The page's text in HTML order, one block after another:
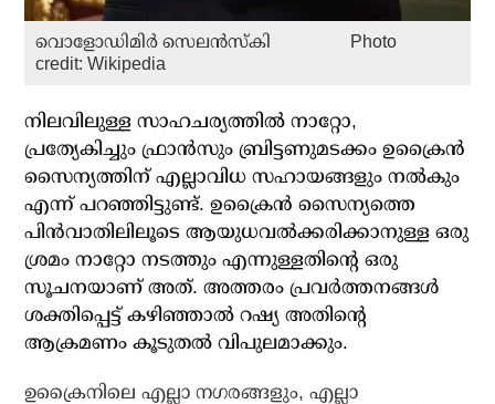
വൊളോഡിമിര്‍ സെലന്‍സ്‌കി Photo
credit: Wikipedia
നിലവിലുള്ള സാഹചര്യത്തില്‍ നാറ്റോ,
പ്രത്യേകിച്ചും ഫ്രാന്‍സും ബ്രിട്ടണുമടക്കം ഉക്രൈന്‍
സൈന്യത്തിന് എല്ലാവിധ സഹായങ്ങളും നല്‍കും
എന്ന് പറഞ്ഞിട്ടുണ്ട്. ഉക്രൈന്‍ സൈന്യത്തെ
പിന്‍വാതിലിലൂടെ ആയുധവല്‍ക്കരിക്കാനുള്ള ഒരു
ശ്രമം നാറ്റോ നടത്തും എന്നുള്ളതിന്റെ ഒരു
സൂചനയാണ് അത്. അത്തരം പ്രവര്‍ത്തനങ്ങള്‍
ശക്തിപ്പെട്ട് കഴിഞ്ഞാല്‍ റഷ്യ അതിന്റെ
ആക്രമണം കൂടുതല്‍ വിപുലമാക്കും.
ഉക്രൈനിലെ എല്ലാ നഗരങ്ങളും, എല്ലാ